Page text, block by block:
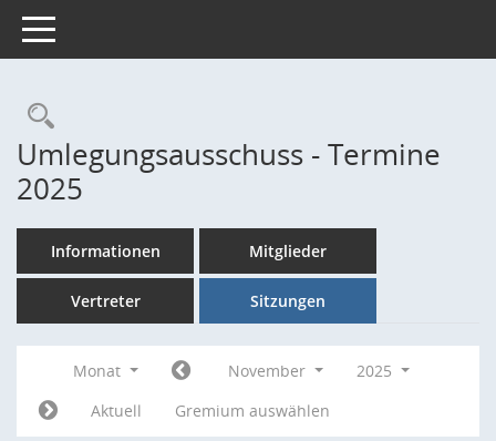
Toggle navigation
Rechercheauswahl
Umlegungsausschuss - Termine
2025
Informationen Mitglieder
Vertreter Sitzungen
Monat November
2025
Aktuell
Gremium auswählen